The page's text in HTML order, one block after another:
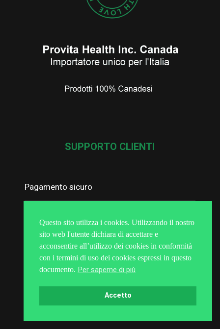
SUPPORTO CLIENTI
Pagamento sicuro
Termini e condizioni
Trattamento dei dati personali
Questo sito utilizza i cookies. Utilizzando il nostro
sito web l'utente dichiara di accettare e
acconsentire all’utilizzo dei cookies in conformità
con i termini di uso dei cookies espressi in questo
documento. Per saperne di più
Accetto